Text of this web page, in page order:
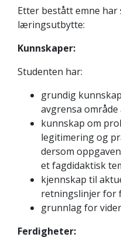
Etter bestått emne
læringsutbytte:
Kunnskaper:
Studenten har:
grundig
avgrensa område
kunnskap om
legitimering og
dersom
et fagdidaktisk
kjennskap til
retningslinjer for
grunnlag for
Ferdigheter: